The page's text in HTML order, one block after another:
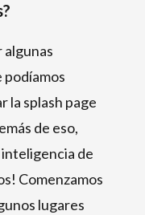
algunas
podíamos
la splash page
de eso,
de
Comenzamos
lugares